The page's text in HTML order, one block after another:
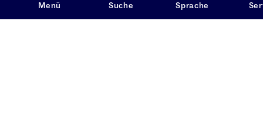
Menü Suche Sprache